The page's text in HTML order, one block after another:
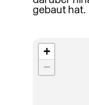
gebaut hat.
+
−